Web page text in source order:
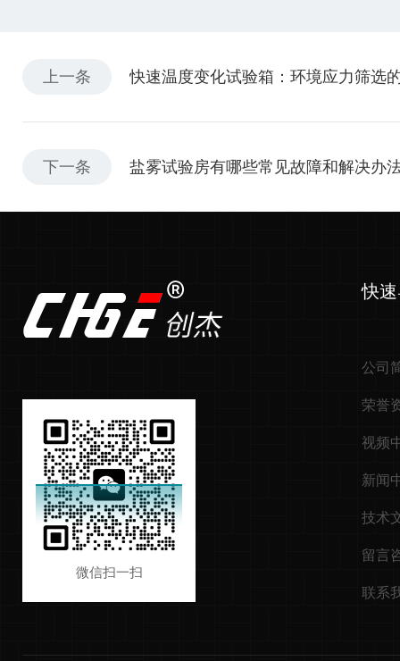
上一条 快速温度变化试验箱：环境应力筛选
下一条 盐雾试验房有哪些常见故障和解决办
微信扫一扫
快
公司
荣誉
视频
新闻
技术
留言
联系